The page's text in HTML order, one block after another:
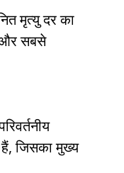
मृत्यु दर का
और सबसे
जिसका मुख्य